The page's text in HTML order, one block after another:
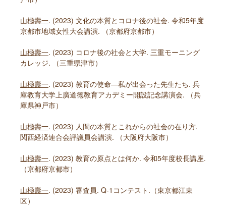
山極壽一. (2023) 文化の本質とコロナ後の社会. 令和5年度
京都市地域女性大会講演. （京都府京都市）
山極壽一. (2023) コロナ後の社会と大学. 三重モーニング
カレッジ. （三重県津市）
山極壽一. (2023) 教育の使命―私が出会った先生たち. 兵
庫教育大学上廣道徳教育アカデミー開設記念講演会. （兵
庫県神戸市）
山極壽一. (2023) 人間の本質とこれからの社会の在り方.
関西経済連合会評議員会講演. （大阪府大阪市）
山極壽一. (2023) 教育の原点とは何か. 令和5年度校長講座.
（京都府京都市）
山極壽一. (2023) 審査員. Q-1コンテスト.（東京都江東
区）